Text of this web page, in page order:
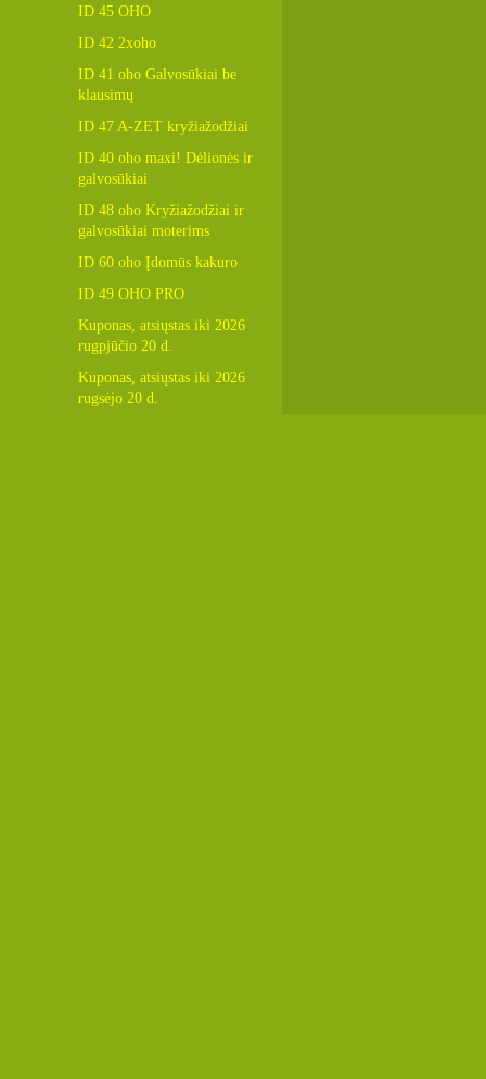
ID 45 OHO
ID 42 2xoho
ID 41 oho Galvosūkiai be
klausimų
ID 47 A-ZET kryžiažodžiai
ID 40 oho maxi! Dėlionės ir
galvosūkiai
ID 48 oho Kryžiažodžiai ir
galvosūkiai moterims
ID 60 oho Įdomūs kakuro
ID 49 OHO PRO
Kuponas, atsiųstas iki 2026
rugpjūčio 20 d.
Kuponas, atsiųstas iki 2026
rugsėjo 20 d.